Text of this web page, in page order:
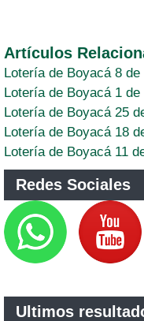
Artículos
Lotería de Boyacá 8
Lotería de Boyacá 1
Lotería de Boyacá 25
Lotería de Boyacá 18
Lotería de Boyacá 11
Redes Sociales
Ultimos